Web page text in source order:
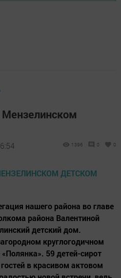
1396 0 0
нашего района во главе
района Валентиной
детский дом.
круглогодичном
59 детей-сирот
в красивом актовом